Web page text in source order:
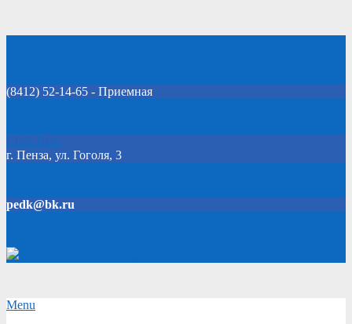
(8412) 52-14-65 - Приемная
Click Here
г. Пенза, ул. Гоголя, 3
pedk@bk.ru
Secondary
Menu